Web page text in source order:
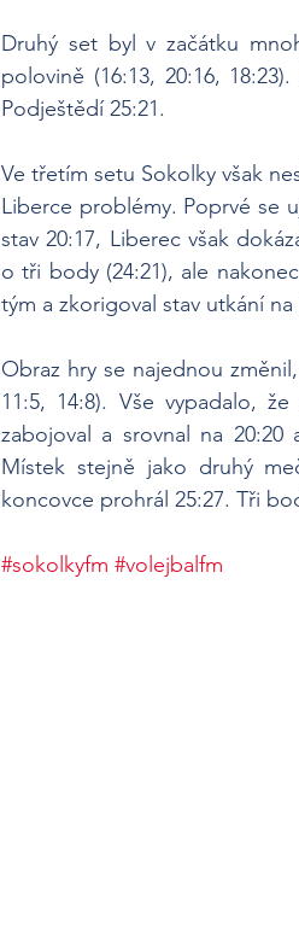
Druhý set byl v začátku
polovině (16:13, 20:16,
Podještědí 25:21.
Ve třetím setu Sokolky však
Liberce problémy. Poprvé se
stav 20:17, Liberec však
o tři body (24:21), ale
tým a zkorigoval stav utkání na
Obraz hry se najednou
11:5, 14:8). Vše vypadalo,
zabojoval a srovnal na
Místek stejně jako druhý
koncovce prohrál 25:27. Tři
#sokolkyfm #volejbalfm